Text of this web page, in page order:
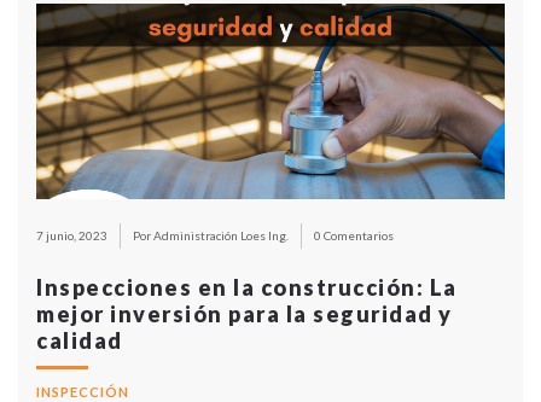
7 junio, 2023 Por Administración Loes Ing. 0 Comentarios
Inspecciones en la construcción: La
mejor inversión para la seguridad y
calidad
INSPECCIÓN